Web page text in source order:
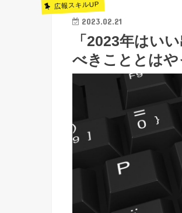
広報スキルUP
2023.02.21
「2023年はい
べきこととは